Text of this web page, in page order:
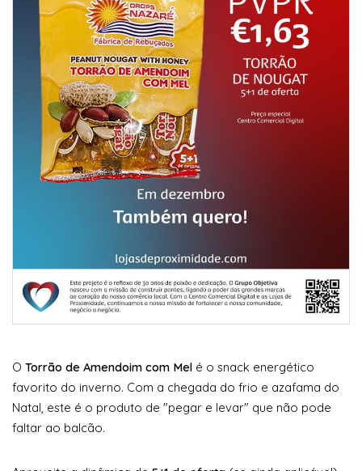
O Torrão de Amendoim com Mel é o snack energético
favorito do inverno. Com a chegada do frio e azafama do
Natal, este é o produto de "pegar e levar" que não pode
faltar ao balcão.